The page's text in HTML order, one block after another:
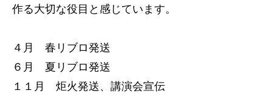
作る大切な役目と感じています。
４月 春リブロ発送
６月 夏リブロ発送
１１月 炬火発送、講演会宣伝